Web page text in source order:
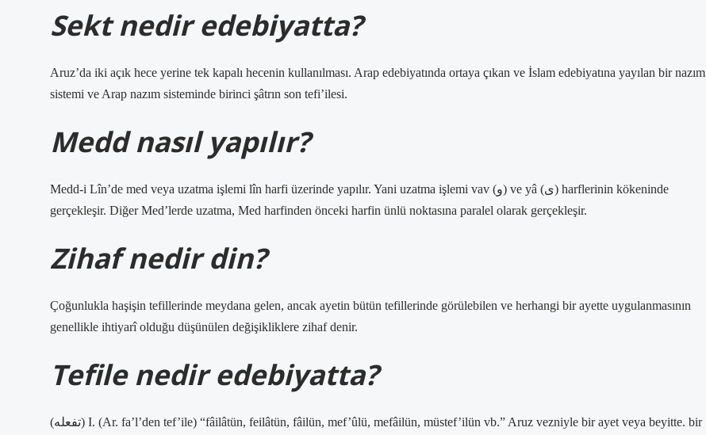
Sekt nedir edebiyatta?
Aruz’da iki açık hece yerine tek kapalı hecenin kullanılması. Arap edebiyatında ortaya çıkan ve İslam edebiyatına yayılan bir nazım
sistemi ve Arap nazım sisteminde birinci şâtrın son tefi’ilesi.
Medd nasıl yapılır?
Medd-i Lîn’de med veya uzatma işlemi lîn harfi üzerinde yapılır. Yani uzatma işlemi vav (و) ve yâ (ى) harflerinin kökeninde
gerçekleşir. Diğer Med’lerde uzatma, Med harfinden önceki harfin ünlü noktasına paralel olarak gerçekleşir.
Zihaf nedir din?
Çoğunlukla haşişin tefillerinde meydana gelen, ancak ayetin bütün tefillerinde görülebilen ve herhangi bir ayette uygulanmasının
genellikle ihtiyarî olduğu düşünülen değişikliklere zihaf denir.
Tefile nedir edebiyatta?
(ﺗﻔﻌﻠﻪ) I. (Ar. fa’l’den tef’ile) “fâilâtün, feilâtün, fâilün, mef’ûlü, mefâilün, müstef’ilün vb.” Aruz vezniyle bir ayet veya beyitte. bir